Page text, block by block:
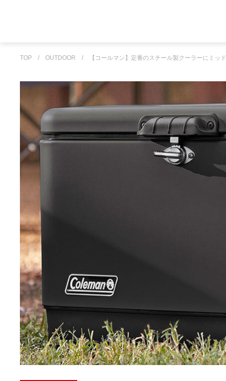
TOP / OUTDOOR / 【コールマン】定番のスチール製クーラーにミッ